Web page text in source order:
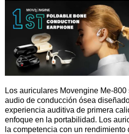
Los auriculares Movengine Me-
audio de conducción ósea
experiencia auditiva de primera
enfoque en la portabilidad. Los
la competencia con un